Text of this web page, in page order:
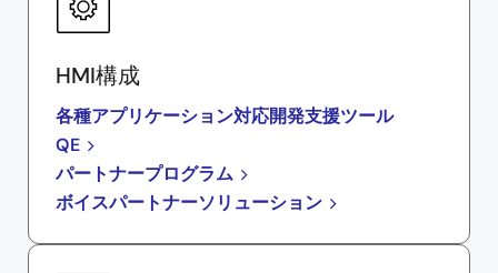
HMI構成
各種アプリケーション対応開発支援ツール
QE
パートナープログラム
ボイスパートナーソリューション